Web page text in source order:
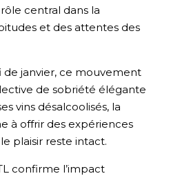
central dans la
et des attentes des
janvier, ce mouvement
de sobriété élégante
vins désalcoolisés, la
à offrir des expériences
plaisir reste intact.
confirme l’impact